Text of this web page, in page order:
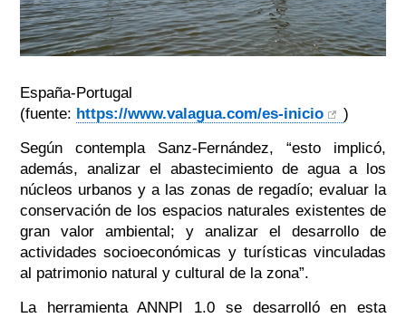
España-Portugal
(fuente: https://www.valagua.com/es-inicio
)
Según contempla Sanz-Fernández,“esto implicó,
además, analizar el abastecimiento de agua a los
núcleos urbanos y a las zonas de regadío; evaluar la
conservación de los espacios naturales existentes de
gran valor ambiental; y analizar el desarrollo de
actividades socioeconómicas y turísticas vinculadas
al patrimonio natural y cultural de la zona”.
La herramienta ANNPI 1.0 se desarrolló en esta